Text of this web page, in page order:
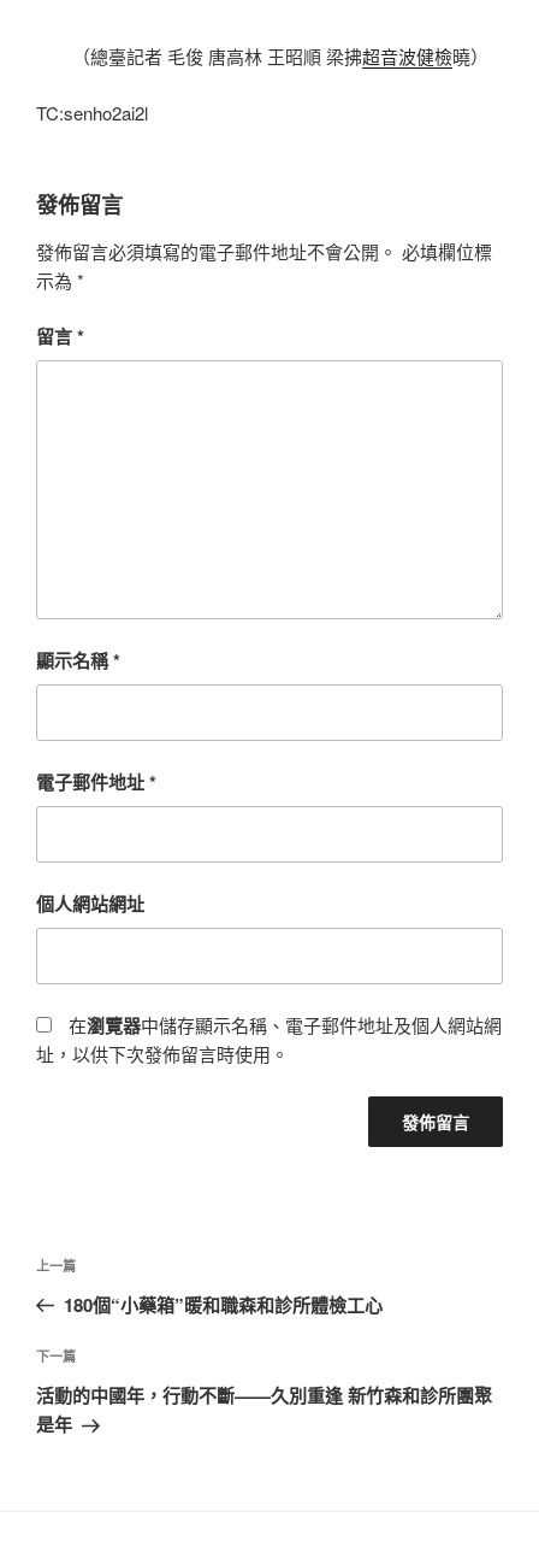
（總臺記者 毛俊 唐高林 王昭順 梁拂超音波健檢曉）
TC:senho2ai2l
發佈留言
發佈留言必須填寫的電子郵件地址不會公開。 必填欄位標
示為 *
留言*
顯示名稱*
電子郵件地址*
個人網站網址
在瀏覽器中儲存顯示名稱、電子郵件地址及個人網站網
址，以供下次發佈留言時使用。
文
導
覽
上
一
文
章
上一篇
180個“小藥箱”暖和職森和診所體檢工心
下
一
篇
下一篇
活動的中國年，行動不斷——久別重逢 新竹森和診所團聚
是年